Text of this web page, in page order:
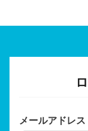
メールアドレス